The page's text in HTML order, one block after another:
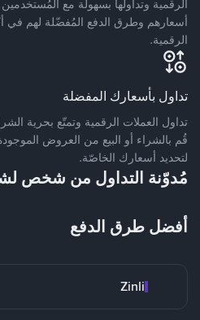
الرقمية وتداولها بسهولة مع
أسعارهم وطرق الدفع المُفضّلة لهم في
الرقمية.
تداول بأسعارك المفضلة
تداول العملات الرقمية وتمتّع بحرية
قُم بالشراء أو البيع من العروض
لتحديد أسعارك الخاصّة.
مُدوّنة التداول من شخص
أفضل طرق الدفع
Zinli